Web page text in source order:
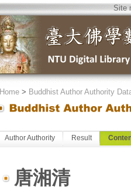
Site
Home> Buddhist Author Authority
Author Authority Result
唐湘清